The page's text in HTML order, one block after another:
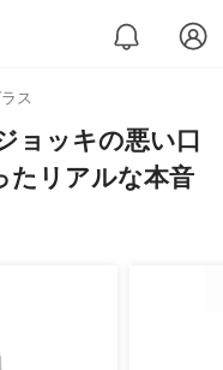
ス
ョッキの悪い口
たリアルな本音